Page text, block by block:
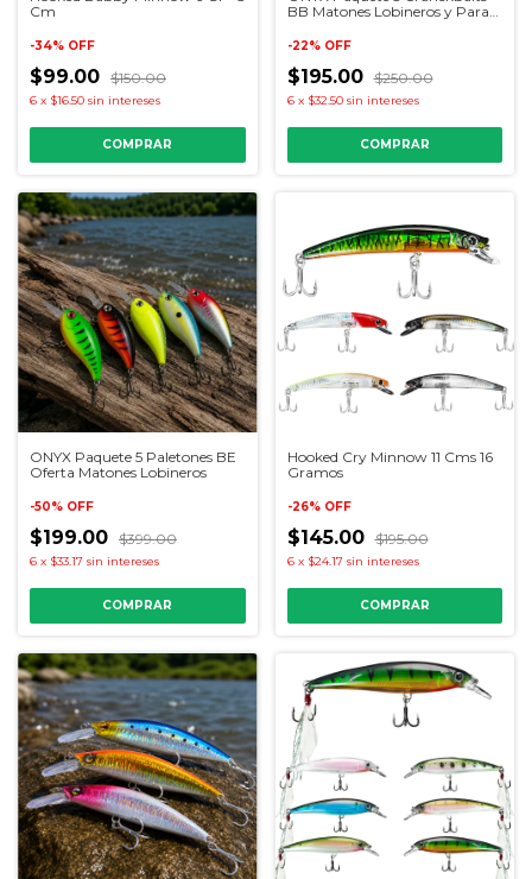
Cm
-34% OFF
$99.00 $150.00
6 x $16.50 sin intereses
COMPRAR
BB Matones Lobineros y Para
-22% OFF
$195.00 $250.00
6 x $32.50 sin intereses
ONYX Paquete 5 Paletones BE
Oferta Matones Lobineros
-50% OFF
$199.00 $399.00
6 x $33.17 sin intereses
Hooked Cry Minnow 11 Cms 16
Gramos
-26% OFF
$145.00 $195.00
6 x $24.17 sin intereses
COMPRAR